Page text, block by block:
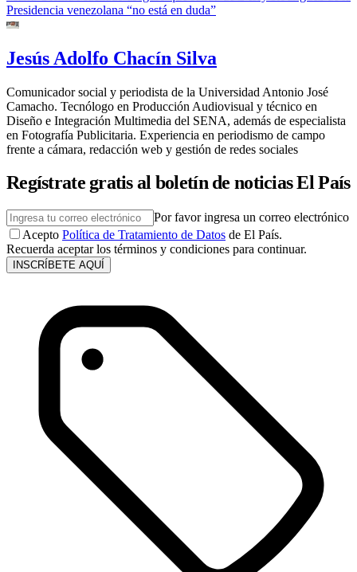
Presidencia venezolana “no está en duda”
Jesús Adolfo Chacín Silva
Comunicador social y periodista de la Universidad Antonio José
Camacho. Tecnólogo en Producción Audiovisual y técnico en
Diseño e Integración Multimedia del SENA, además de especialista
en Fotografía Publicitaria. Experiencia en periodismo de campo
frente a cámara, redacción web y gestión de redes sociales
Regístrate gratis al boletín de noticias El País
Por favor ingresa un correo electrónico
Acepto Política de Tratamiento de Datos de El País.
Recuerda aceptar los términos y condiciones para continuar.
INSCRÍBETE AQUÍ